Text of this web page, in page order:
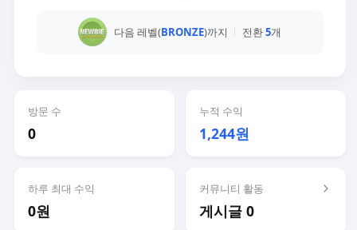
다음 레벨(BRONZE)까지 전환5개
방문 수
0
누적 수익
1,244원
하루 최대 수익
0원
커뮤니티 활동
게시글 0